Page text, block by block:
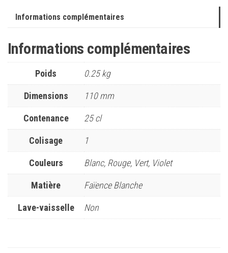
Informations complémentaires
Informations complémentaires
Poids 0.25 kg
Dimensions 110 mm
Contenance 25 cl
Colisage 1
Couleurs Blanc, Rouge, Vert, Violet
Matière Faïence Blanche
Lave-vaisselle Non